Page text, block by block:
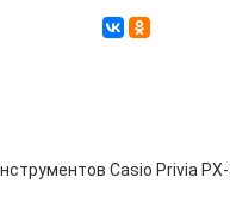
Casio Privia